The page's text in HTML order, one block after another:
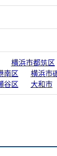
横浜市都筑区
南区 横浜市
谷区 大和市